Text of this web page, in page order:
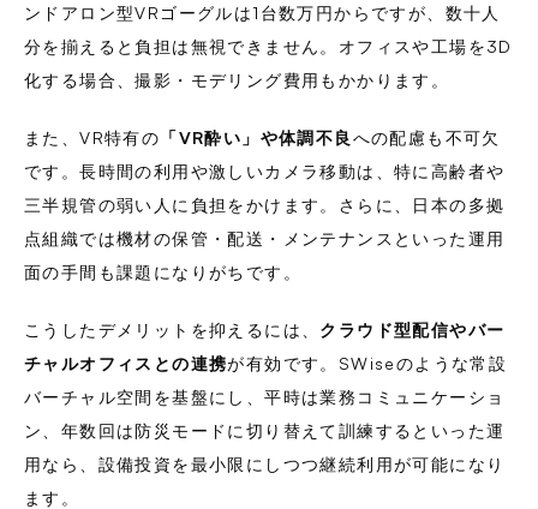
ンドアロン型VRゴーグルは1台数万円からですが、数十人
分を揃えると負担は無視できません。オフィスや工場を3D
化する場合、撮影・モデリング費用もかかります。
また、VR特有の 「VR酔い」や体調不良への配慮も不可欠
です。長時間の利用や激しいカメラ移動は、特に高齢者や
三半規管の弱い人に負担をかけます。さらに、日本の多拠
点組織では機材の保管・配送・メンテナンスといった運用
面の手間も課題になりがちです。
こうしたデメリットを抑えるには、 クラウド型配信やバー
チャルオフィスとの連携が有効です。SWiseのような常設
バーチャル空間を基盤にし、平時は業務コミュニケーショ
ン、年数回は防災モードに切り替えて訓練するといった運
用なら、設備投資を最小限にしつつ継続利用が可能になり
ます。